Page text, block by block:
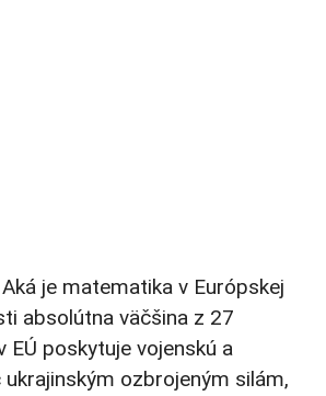
je matematika v Európskej
absolútna väčšina z 27
EÚ poskytuje vojenskú a
ozbrojeným silám,